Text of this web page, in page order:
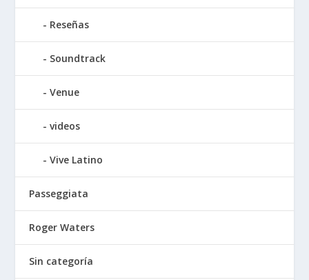
Reseñas
Soundtrack
Venue
videos
Vive Latino
Passeggiata
Roger Waters
Sin categoría